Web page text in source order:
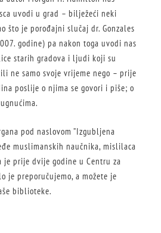
uvodi u grad – bilježeći neki
što je porođajni slučaj dr. Gonzales
godine) pa nakon toga uvodi nas
starih gradova i ljudi koji su
ne samo svoje vrijeme nego – prije
poslije o njima se govori i piše; o
pod naslovom ”Izgubljena
muslimanskih naučnika, mislilaca
je prije dvije godine u Centru za
je preporučujemo, a možete je
biblioteke.